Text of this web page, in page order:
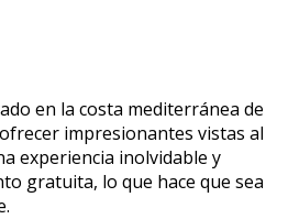
en la costa mediterránea de
impresionantes vistas al
experiencia inolvidable y
gratuita, lo que hace que sea